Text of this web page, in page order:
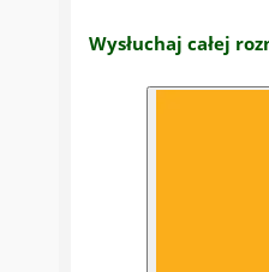
Wysłuchaj całej